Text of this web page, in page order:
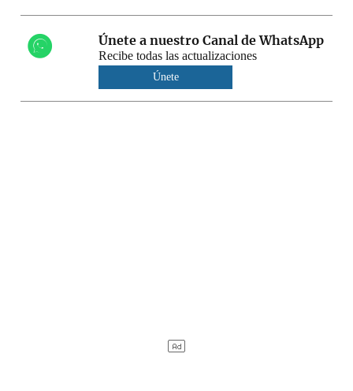
Únete a nuestro Canal de WhatsApp
Recibe todas las actualizaciones
Únete